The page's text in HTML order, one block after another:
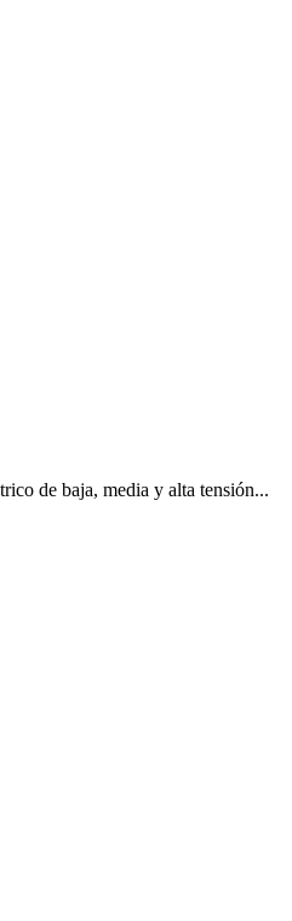
de baja, media y alta tensión...